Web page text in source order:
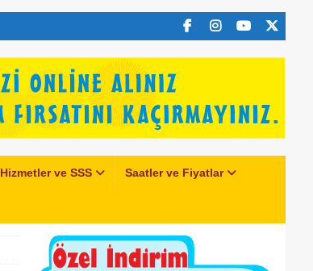
Hizmetler ve SSS Saatler ve Fiyatlar